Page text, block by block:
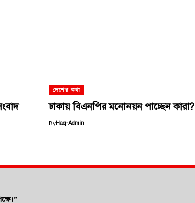
দেশের কথা
ঢাকায় বিএনপির মনোনয়ন পাচ্ছেন কারা?
ByHaq-Admin